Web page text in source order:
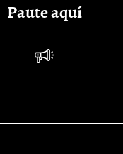
Paute aquí